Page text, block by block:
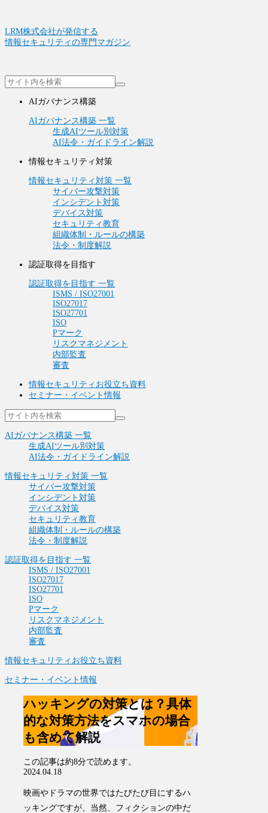
LRM株式会社が発信する
情報セキュリティの専門マガジン
AIガバナンス構築
AIガバナンス構築 一覧
生成AIツール別対策
AI法令・ガイドライン解説
情報セキュリティ対策
情報セキュリティ対策 一覧
サイバー攻撃対策
インシデント対策
デバイス対策
セキュリティ教育
組織体制・ルールの構築
法令・制度解説
認証取得を目指す
認証取得を目指す 一覧
ISMS / ISO27001
ISO27017
ISO27701
ISO
Pマーク
リスクマネジメント
内部監査
審査
情報セキュリティお役立ち資料
セミナー・イベント情報
AIガバナンス構築 一覧
生成AIツール別対策
AI法令・ガイドライン解説
情報セキュリティ対策 一覧
サイバー攻撃対策
インシデント対策
デバイス対策
セキュリティ教育
組織体制・ルールの構築
法令・制度解説
認証取得を目指す 一覧
ISMS / ISO27001
ISO27017
ISO27701
ISO
Pマーク
リスクマネジメント
内部監査
審査
情報セキュリティお役立ち資料
セミナー・イベント情報
ハッキングの対策とは？具体
的な対策方法をスマホの場合
も含めて解説
この記事は約8分で読めます。
2024.04.18
映画やドラマの世界ではたびたび目にするハ
ッキングですが、当然、フィクションの中だ